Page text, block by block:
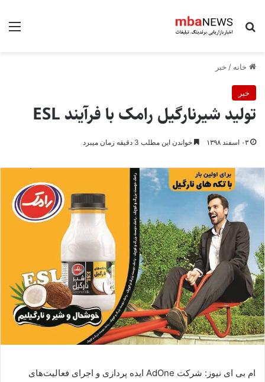
جستجو برای
خانه / خبر
خبر
تولید شیرنارگیل رامک ​با فرآیند ESL
۰۳ اسفند ۱۳۹۸ خواندن این مطلب 3 دقیقه زمان میبرد
ام بی ای نیوز: شرکت AdOne ایده پردازی و اجرای فعالیت‌های